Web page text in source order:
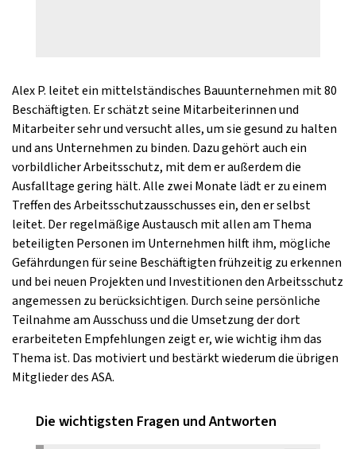
Alex P. leitet ein mittelständisches Bauunternehmen mit 80
Beschäftigten. Er schätzt seine Mitarbeiterinnen und
Mitarbeiter sehr und versucht alles, um sie gesund zu halten
und ans Unternehmen zu binden. Dazu gehört auch ein
vorbildlicher Arbeitsschutz, mit dem er außerdem die
Ausfalltage gering hält. Alle zwei Monate lädt er zu einem
Treffen des Arbeitsschutzausschusses ein, den er selbst
leitet. Der regelmäßige Austausch mit allen am Thema
beteiligten Personen im Unternehmen hilft ihm, mögliche
Gefährdungen für seine Beschäftigten frühzeitig zu erkennen
und bei neuen Projekten und Investitionen den Arbeitsschutz
angemessen zu berücksichtigen. Durch seine persönliche
Teilnahme am Ausschuss und die Umsetzung der dort
erarbeiteten Empfehlungen zeigt er, wie wichtig ihm das
Thema ist. Das motiviert und bestärkt wiederum die übrigen
Mitglieder des ASA.
Die wichtigsten Fragen und Antworten